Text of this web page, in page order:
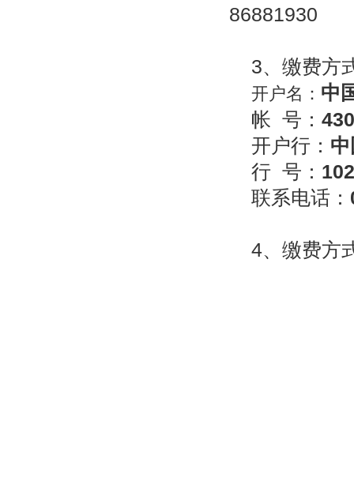
86881930
3、 缴费方
开户名： 中
帐 号：
开户行：
行 号：
联系电话：
4、缴费方